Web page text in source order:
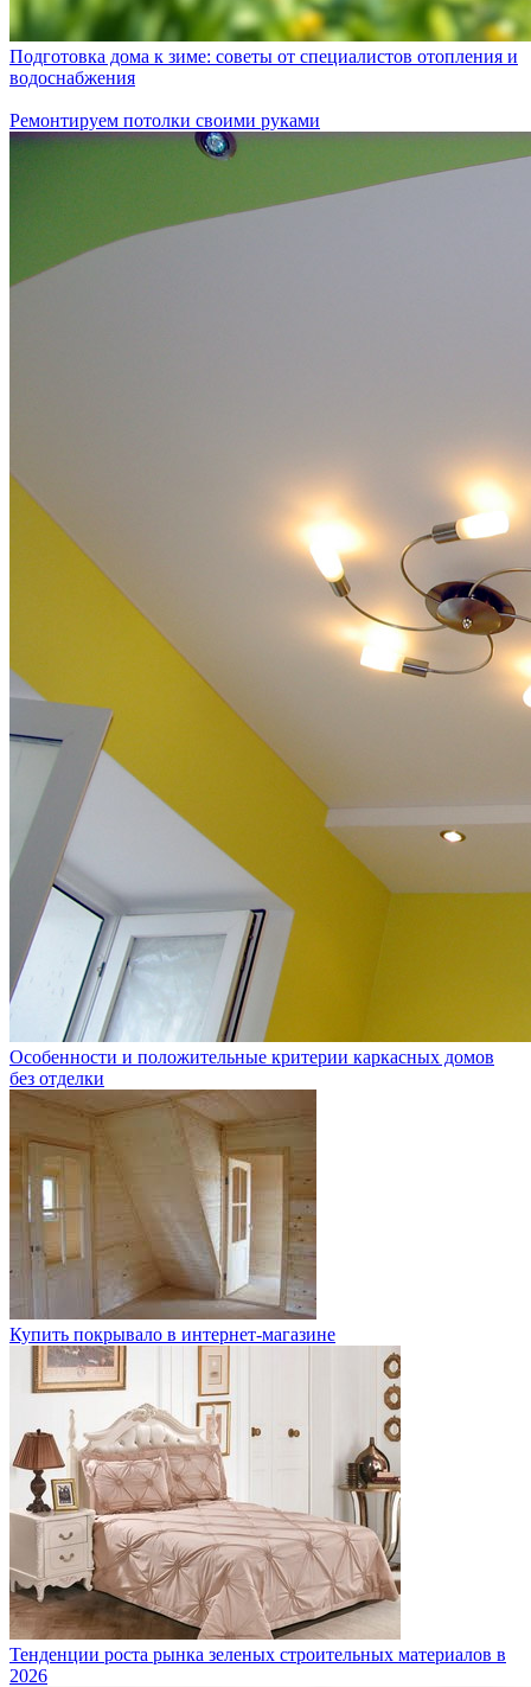
Подготовка дома к зиме: советы от специалистов отопления и
водоснабжения
Ремонтируем потолки своими руками
Особенности и положительные критерии каркасных домов
без отделки
Купить покрывало в интернет-магазине
Тенденции роста рынка зеленых строительных материалов в
2026